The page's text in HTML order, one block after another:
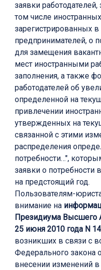
заявки работодателей,
том числе
зарегистрированных
предпринимателей, о
для замещения
мест иностранными
заполнения, а также
работодателей об
определенной на
привлечении
утвержденных на
связанной с этими
распределения
потребности…",
заявки о потребности
на предстоящий год.
Пользователям-
внимание на
Президиума Высшего
25 июня 2010 года N
возникших в связи с
Федерального закона
внесении изменений